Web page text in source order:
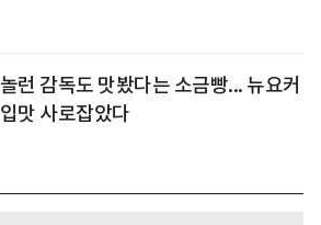
놀런 감독도 맛봤다는 소금빵... 뉴요커
입맛 사로잡았다